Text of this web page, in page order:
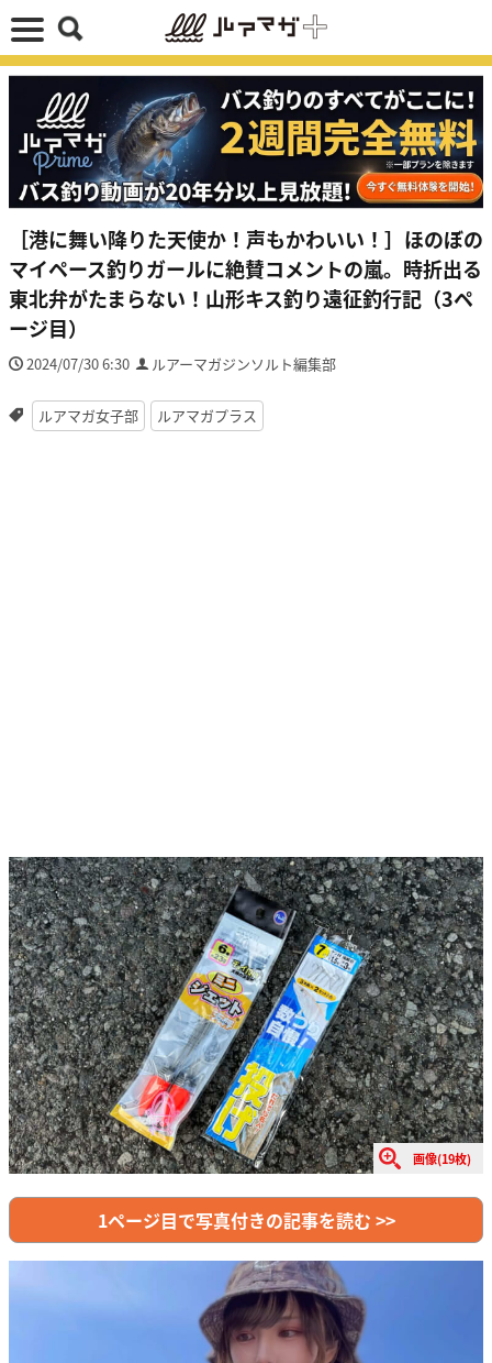
［港に舞い降りた天使か！声もかわいい！］ほのぼの
マイペース釣りガールに絶賛コメントの嵐。時折出る
東北弁がたまらない！山形キス釣り遠征釣行記（3ペ
ージ目）
2024/07/30 6:30 ルアーマガジンソルト編集部
ルアマガ女子部 ルアマガプラス
画像(19枚)
1ページ目で写真付きの記事を読む >>